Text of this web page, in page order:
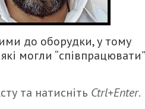
до оборудки, у тому
могли “співпрацювати”
та натисніть Ctrl+Enter.